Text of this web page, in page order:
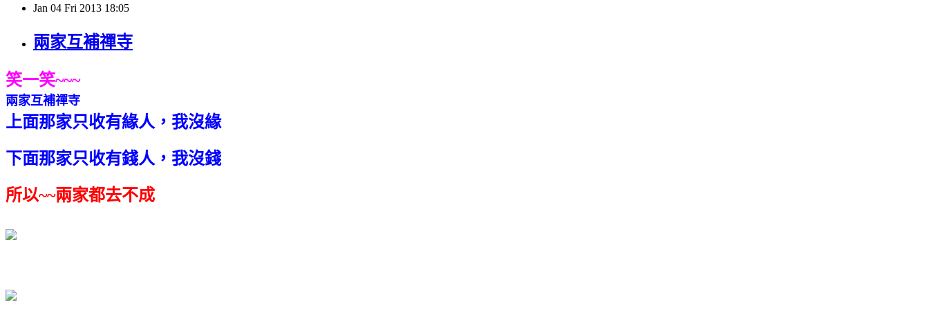
Jan 04 Fri 2013 18:05
兩家互補禪寺
笑一笑~~~
兩家互補禪寺
上面那家只收有緣人，我沒緣
下面那家只收有錢人，我沒錢
所以~~兩家都去不成